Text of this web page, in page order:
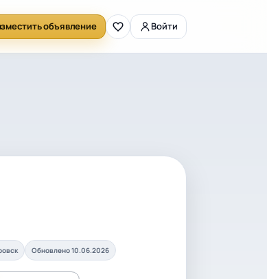
объявление Войти
Обновлено 10.06.2026